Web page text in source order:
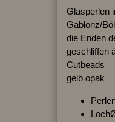
Glasperlen
Gablonz/
die Enden
geschliffen
Cutbeads
gelb opak